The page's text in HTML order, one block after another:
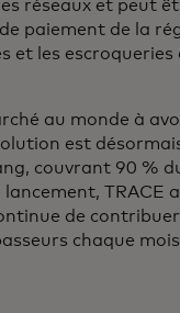
réseaux et peut
paiement de la
et les escroqueries
au monde à
est
couvrant 90 %
TRACE
de
chaque